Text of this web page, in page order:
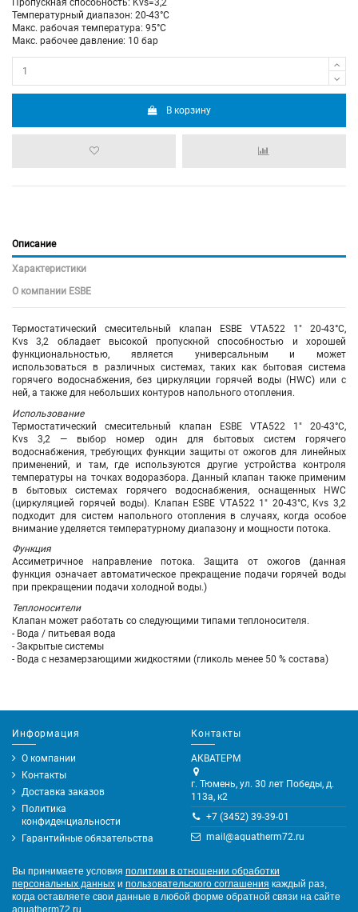
Пропускная способность: Kvs=3,2
Температурный диапазон: 20-43°С
Макс. рабочая температура: 95°C
Макс. рабочее давление: 10 бар
В корзину
Описание
Характеристики
О компании ESBE
Термостатический смесительный клапан ESBE VTA522 1" 20-43°С,
Kvs 3,2 обладает высокой пропускной способностью и хорошей
функциональностью, является универсальным и может
использоваться в различных системах, таких как бытовая система
горячего водоснабжения, без циркуляции горячей воды (HWC) или с
ней, а также для небольших контуров напольного отопления.
Использование
Термостатический смесительный клапан ESBE VTA522 1" 20-43°С,
Kvs 3,2 — выбор номер один для бытовых систем горячего
водоснабжения, требующих функции защиты от ожогов для линейных
применений, и там, где используются другие устройства контроля
температуры на точках водоразбора. Данный клапан также применим
в бытовых системах горячего водоснабжения, оснащенных HWC
(циркуляцией горячей воды). Клапан ESBE VTA522 1" 20-43°С, Kvs 3,2
подходит для систем напольного отопления в случаях, когда особое
внимание уделяется температурному диапазону и мощности потока.
Функция
Ассиметричное направление потока. Защита от ожогов (данная
функция означает автоматическое прекращение подачи горячей воды
при прекращении подачи холодной воды.)
Теплоносители
Клапан может работать со следующими типами теплоносителя.
- Вода / питьевая вода
- Закрытые системы
- Вода с незамерзающими жидкостями (гликоль менее 50 % состава)
Информация
О компании
Контакты
Доставка заказов
Политика
конфиденциальности
Гарантийные обязательства
Контакты
АКВАТЕРМ
г. Тюмень, ул. 30 лет Победы, д.
113а, к2
+7 (3452) 39-39-01
mail@aquatherm72.ru
Вы принимаете условия политики в отношении обработки
персональных данных и пользовательского соглашения каждый раз,
когда оставляете свои данные в любой форме обратной связи на сайте